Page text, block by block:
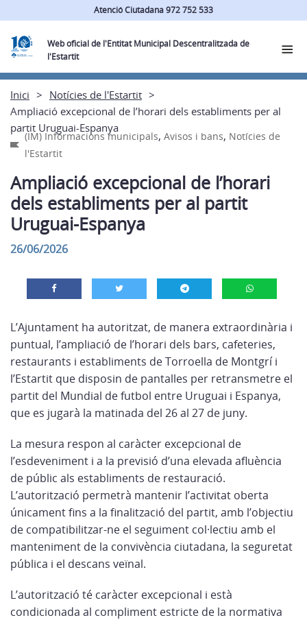
Atenció Ciutadana 972 752 533
Web oficial de l'Entitat Municipal Descentralitzada de
l'Estartit
Inici
Notícies de l'Estartit
Ampliació excepcional de l’horari dels establiments per al
partit Uruguai-Espanya
(IM) Informacions municipals, Avisos i bans, Notícies de
l'Estartit
Ampliació excepcional de l’horari
dels establiments per al partit
Uruguai-Espanya
26/06/2026
L’Ajuntament ha autoritzat, de manera extraordinària i
puntual, l’ampliació de l’horari dels bars, cafeteries,
restaurants i establiments de Torroella de Montgrí i
l’Estartit que disposin de pantalles per retransmetre el
partit del Mundial de futbol entre Uruguai i Espanya,
que es jugarà la matinada del 26 al 27 de juny.
La mesura respon al caràcter excepcional de
l’esdeveniment i a la previsió d’una elevada afluència
de públic als establiments de restauració.
L’autorització permetrà mantenir l’activitat oberta
únicament fins a la finalització del partit, amb l’objectiu
de compatibilitzar-ne el seguiment col·lectiu amb el
manteniment de la convivència ciutadana, la seguretat
pública i el descans veïnal.
L’autorització té caràcter excepcional i està
condicionada al compliment estricte de la normativa